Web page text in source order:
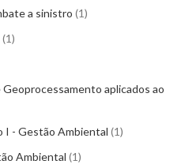
a sinistro 1
1
aplicados ao
I - Gestão Ambiental 1
Ambiental 1